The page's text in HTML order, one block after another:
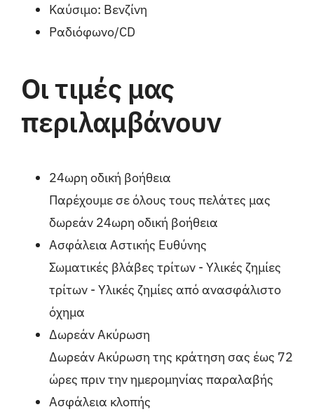
Καύσιμο: Βενζίνη
Ραδιόφωνο/CD
Οι τιμές μας
περιλαμβάνουν
24ωρη οδική βοήθεια
Παρέχουμε σε όλους τους πελάτες μας
δωρεάν 24ωρη οδική βοήθεια
Ασφάλεια Αστικής Ευθύνης
Σωματικές βλάβες τρίτων - Υλικές ζημίες
τρίτων - Υλικές ζημίες από ανασφάλιστο
όχημα
Δωρεάν Ακύρωση
Δωρεάν Ακύρωση της κράτηση σας έως 72
ώρες πριν την ημερομηνίας παραλαβής
Ασφάλεια κλοπής